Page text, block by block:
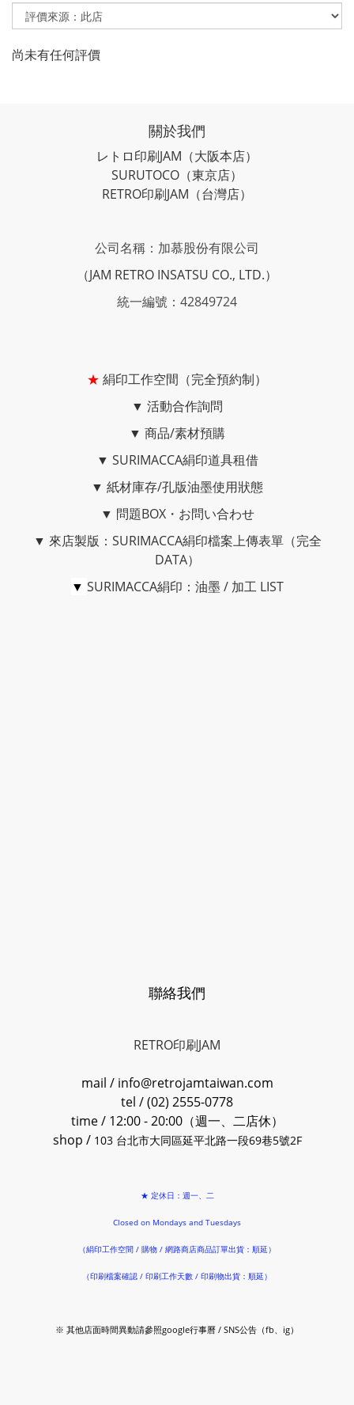
尚未有任何評價
關於我們
レトロ印刷JAM （大阪本店）
SURUTOCO （東京店）
RETRO印刷JAM （台灣店）
公司名稱：加慕股份有限公司
（JAM RETRO INSATSU CO., LTD.）
統一編號：42849724
★ 絹印工作空間（完全預約制）
▼ 活動合作詢問
▼ 商品/素材預購
▼ SURIMACCA絹印道具租借
▼ 紙材庫存/孔版油墨使用狀態
▼ 問題BOX・お問い合わせ
▼ 來店製版：SURIMACCA絹印檔案上傳表單（完全
DATA）
▼ SURIMACCA絹印：油墨 / 加工 LIST
聯絡我們
RETRO印刷JAM
mail / info@retrojamtaiwan.com
tel / (02) 2555-0778
time / 12:00 - 20:00（週一、二店休）
shop / 103 台北市大同區延平北路一段69巷5號2F
★ 定休日：週一、二
Closed on Mondays and Tuesdays
（絹印工作空間 / 購物 / 網路商店商品訂單出貨：順延）
（印刷檔案確認 / 印刷工作天數 / 印刷物出貨：順延）
※ 其他店面時間異動請參照google行事曆 / SNS公告（fb、ig）